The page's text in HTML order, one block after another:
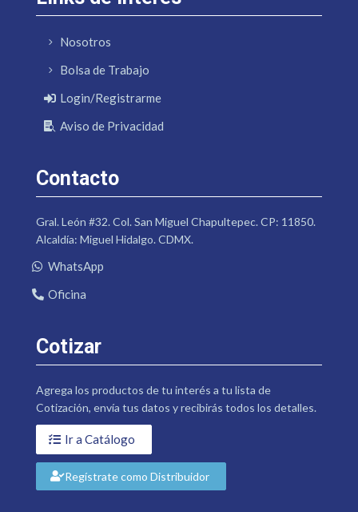
Nosotros
Bolsa de Trabajo
Login/Registrarme
Aviso de Privacidad
Contacto
Gral. León #32. Col. San Miguel Chapultepec. CP: 11850.
Alcaldía: Miguel Hidalgo. CDMX.
WhatsApp
Oficina
Cotizar
Agrega los productos de tu interés a tu lista de
Cotización, envía tus datos y recibirás todos los detalles.
Ir a Catálogo
Regístrate como Distribuidor